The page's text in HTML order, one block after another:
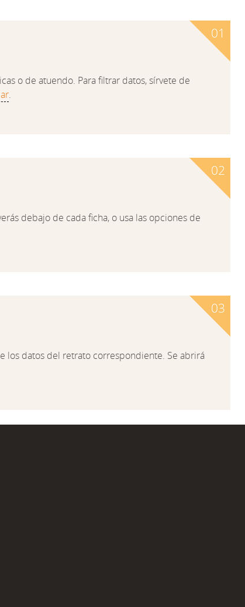
o de atuendo. Para filtrar datos, sírvete de
.
debajo de cada ficha, o usa las opciones de
los datos del retrato correspondiente. Se abrirá